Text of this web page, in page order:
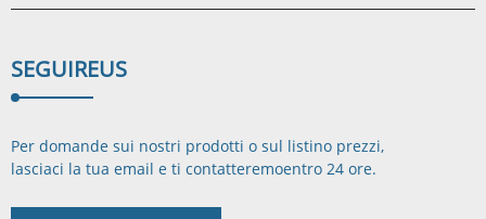
SEGUIREUS
Per domande sui nostri prodotti o sul listino prezzi,
lasciaci la tua email e ti contatteremoentro 24 ore.